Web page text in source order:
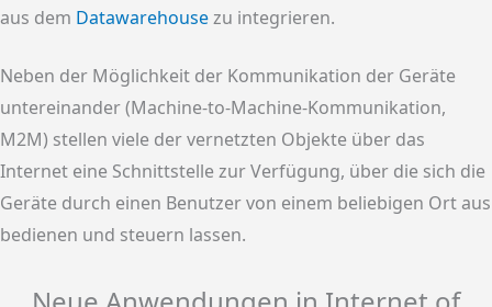
aus dem Datawarehousezu integrieren.
Neben der Möglichkeit der Kommunikation der Geräte
untereinander (Machine-to-Machine-Kommunikation,
M2M) stellen viele der vernetzten Objekte über das
Internet eine Schnittstelle zur Verfügung, über die sich die
Geräte durch einen Benutzer von einem beliebigen Ort aus
bedienen und steuern lassen.